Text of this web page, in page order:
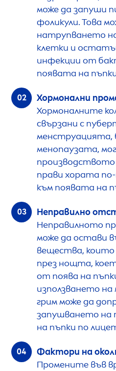
може да запуши
фоликули. Това
натрупването
клетки и
инфекции от
появата на
Хормонални
Хормоналните
свързани с
менструацията,
менопаузата,
производството
прави хората
към появата на
Неправилно
Неправилното
може да остави
вещества,
през нощта,
от поява на
използването
грим може да
запушването на
на пъпки по
Фактори на
Промените във